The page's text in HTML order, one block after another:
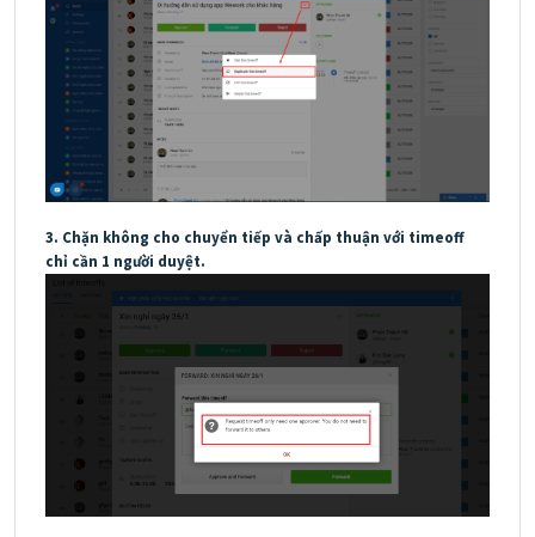
3. Chặn không cho chuyển tiếp và chấp thuận với timeoff
chỉ cần 1 người duyệt.